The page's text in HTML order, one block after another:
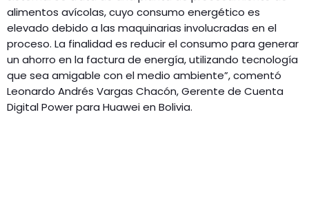
alimentos avícolas, cuyo consumo energético es
elevado debido a las maquinarias involucradas en el
proceso. La finalidad es reducir el consumo para generar
un ahorro en la factura de energía, utilizando tecnología
que sea amigable con el medio ambiente”, comentó
Leonardo Andrés Vargas Chacón, Gerente de Cuenta
Digital Power para Huawei en Bolivia.